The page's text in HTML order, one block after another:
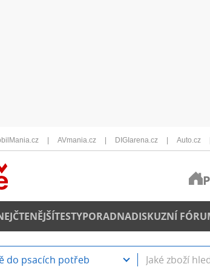
AVmania.cz DIGIarena.cz Auto.cz
TESTYPORADNADISKUZNÍ
do psacích potřeb